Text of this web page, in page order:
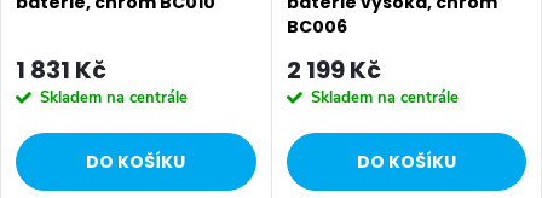
1 831 Kč
Skladem na centrále
DO KOŠÍKU
BC006
2 199 Kč
Skladem na centrále
DO KOŠÍKU